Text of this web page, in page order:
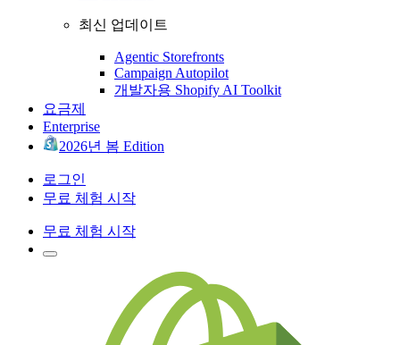
최신 업데이트
Agentic Storefronts
Campaign Autopilot
개발자용 Shopify AI Toolkit
요금제
Enterprise
2026년 봄 Edition
로그인
무료 체험 시작
무료 체험 시작